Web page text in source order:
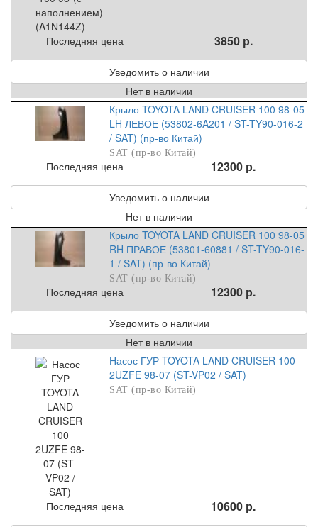
Последняя цена 3850 р.
Уведомить о наличии
Нет в наличии
Крыло TOYOTA LAND CRUISER 100 98-05
LH ЛЕВОЕ (53802-6A201 / ST-TY90-016-2
/ SAT) (пр-во Китай)
SAT (пр-во Китай)
Последняя цена 12300 р.
Уведомить о наличии
Нет в наличии
Крыло TOYOTA LAND CRUISER 100 98-05
RH ПРАВОЕ (53801-60881 / ST-TY90-016-
1 / SAT) (пр-во Китай)
SAT (пр-во Китай)
Последняя цена 12300 р.
Уведомить о наличии
Нет в наличии
Насос ГУР TOYOTA LAND CRUISER 100
2UZFE 98-07 (ST-VP02 / SAT)
SAT (пр-во Китай)
Последняя цена 10600 р.